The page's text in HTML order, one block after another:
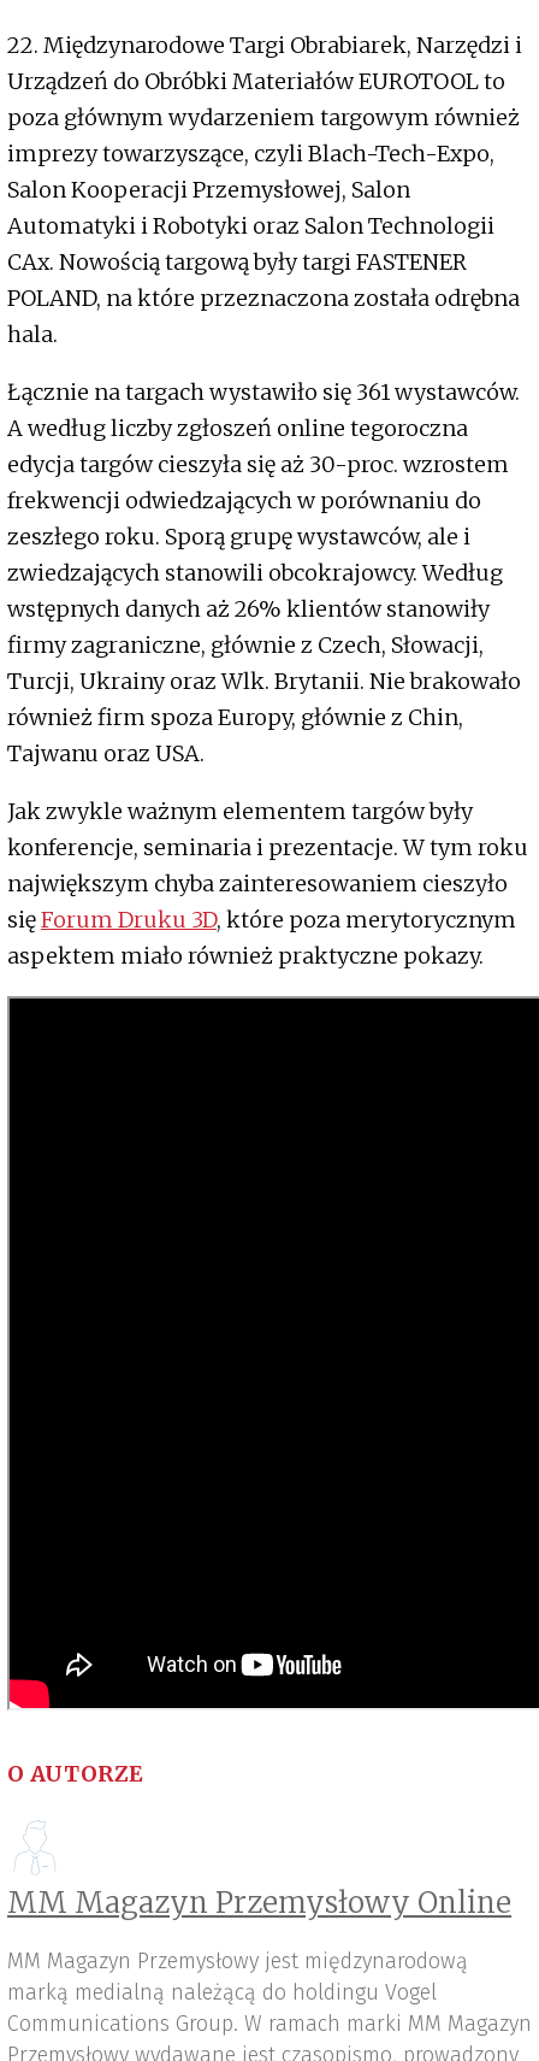
22. Międzynarodowe Targi Obrabiarek, Narzędzi i
Urządzeń do Obróbki Materiałów EUROTOOL to
poza głównym wydarzeniem targowym również
imprezy towarzyszące, czyli Blach-Tech-Expo,
Salon Kooperacji Przemysłowej, Salon
Automatyki i Robotyki oraz Salon Technologii
CAx. Nowością targową były targi FASTENER
POLAND, na które przeznaczona została odrębna
hala.
Łącznie na targach wystawiło się 361 wystawców.
A według liczby zgłoszeń online tegoroczna
edycja targów cieszyła się aż 30-proc. wzrostem
frekwencji odwiedzających w porównaniu do
zeszłego roku. Sporą grupę wystawców, ale i
zwiedzających stanowili obcokrajowcy. Według
wstępnych danych aż 26% klientów stanowiły
firmy zagraniczne, głównie z Czech, Słowacji,
Turcji, Ukrainy oraz Wlk. Brytanii. Nie brakowało
również firm spoza Europy, głównie z Chin,
Tajwanu oraz USA.
Jak zwykle ważnym elementem targów były
konferencje, seminaria i prezentacje. W tym roku
największym chyba zainteresowaniem cieszyło
sięForum Druku 3D, które poza merytorycznym
aspektem miało również praktyczne pokazy.
O AUTORZE
MM Magazyn Przemysłowy Online
MM Magazyn Przemysłowy jest międzynarodową
marką medialną należącą do holdingu Vogel
Communications Group. W ramach marki MM Magazyn
Przemysłowy wydawane jest czasopismo, prowadzony